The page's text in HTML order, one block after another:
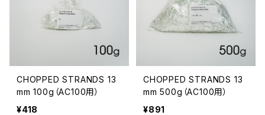
CHOPPED STRANDS 13
mm 100g（AC100用）
¥418
CHOPPED STRANDS 13
mm 500g（AC100用）
¥891